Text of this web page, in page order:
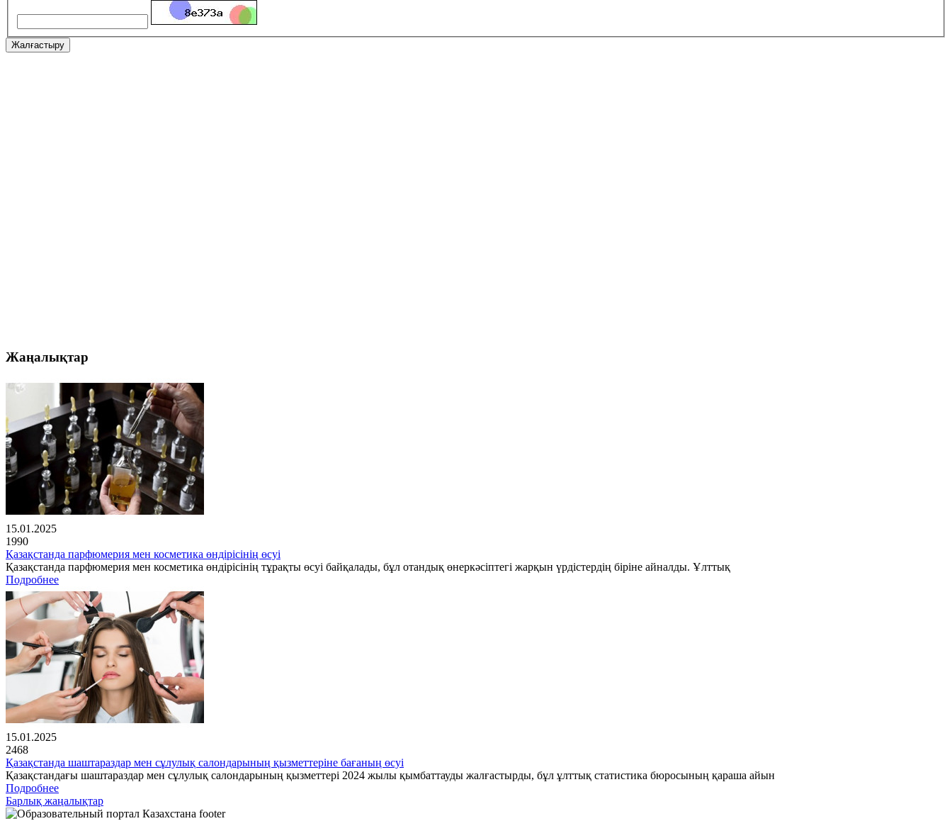
Жалғастыру
Жаңалықтар
15.01.2025
1990
Қазақстанда парфюмерия мен косметика өндірісінің өсуі
Қазақстанда парфюмерия мен косметика өндірісінің тұрақты өсуі байқалады, бұл отандық өнеркәсіптегі жарқын үрдістердің біріне айналды. Ұлттық
Подробнее
15.01.2025
2468
Қазақстанда шаштараздар мен сұлулық салондарының қызметтеріне бағаның өсуі
Қазақстандағы шаштараздар мен сұлулық салондарының қызметтері 2024 жылы қымбаттауды жалғастырды, бұл ұлттық статистика бюросының қараша айын
Подробнее
Барлық жаңалықтар